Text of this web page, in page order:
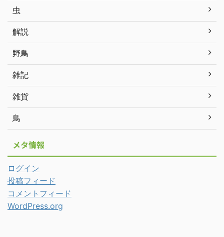
虫
解説
野鳥
雑記
雑貨
鳥
メタ情報
ログイン
投稿フィード
コメントフィード
WordPress.org